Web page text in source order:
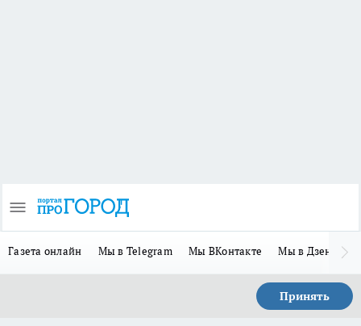
Газета онлайн Мы в Telegram Мы ВКонтакте Мы в Дзене
Принять